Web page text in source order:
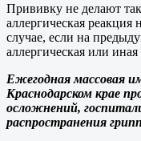
Прививку не делают
аллергическая реакция
случае, если на
аллергическая или иная
Ежегодная массовая
Краснодарском крае
осложнений,
распространения